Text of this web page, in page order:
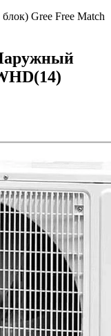
Gree Free Match